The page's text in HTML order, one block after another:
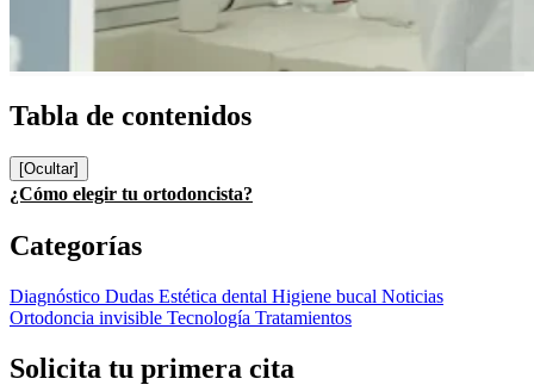
Tabla de contenidos
[Ocultar]
¿Cómo elegir tu ortodoncista?
Categorías
Diagnóstico Dudas Estética dental Higiene bucal Noticias
Ortodoncia invisible Tecnología Tratamientos
Solicita tu primera cita